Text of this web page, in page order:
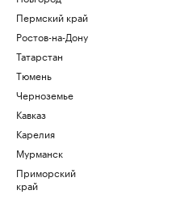
Пермский край
Ростов-на-Дону
Татарстан
Тюмень
Черноземье
Кавказ
Карелия
Мурманск
Приморский
край